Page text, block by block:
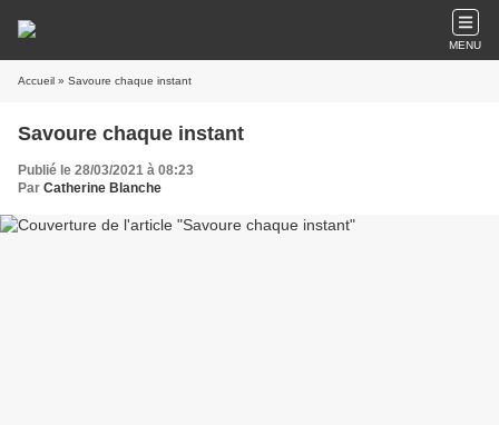
MENU
Accueil » Savoure chaque instant
Savoure chaque instant
Publié le 28/03/2021 à 08:23
Par Catherine Blanche